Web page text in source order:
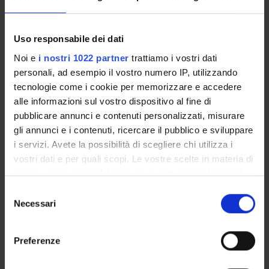
Uso responsabile dei dati
Noi e i nostri 1022 partner trattiamo i vostri dati
personali, ad esempio il vostro numero IP, utilizzando
tecnologie come i cookie per memorizzare e accedere
alle informazioni sul vostro dispositivo al fine di
pubblicare annunci e contenuti personalizzati, misurare
gli annunci e i contenuti, ricercare il pubblico e sviluppare
i servizi. Avete la possibilità di scegliere chi utilizza i
vostri dati e per quali scopi. Le vostre scelte in materia di
privacy sono applicabili solo su questa proprietà digitale
modificare o revocare il proprio consenso in qualsiasi
momento dalla Dichiarazione sui cookie o facendo clic
delNecessari
Preferenze
modernoSport, formazione umana, società,a cura di N.
,pp. 55-62
Consulta la scheda completa presente nelrepository
istituzionale della Ricerca di Ateneo
PROGETTI COLLEGATI
TITOLO
Sull’idea di ricreazione nella prima età moderna
ATTIVITÀ